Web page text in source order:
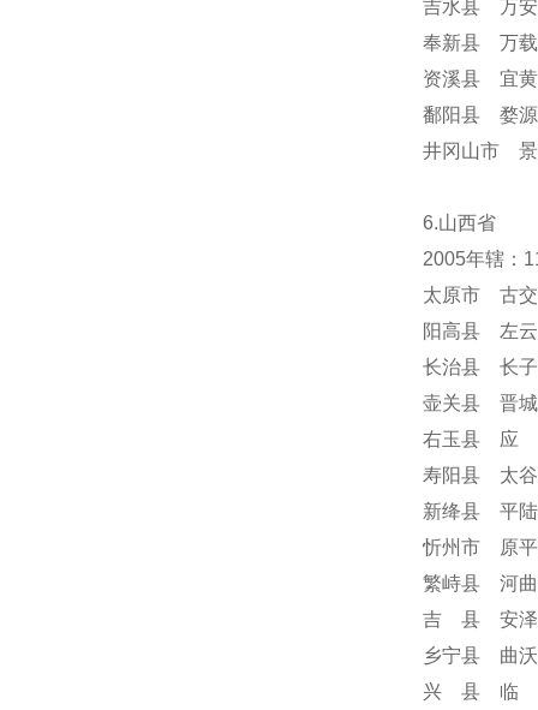
吉水县 万
奉新县 万
资溪县 宜
鄱阳县 婺
井冈山市
6.山西省
2005年辖：
太原市 古
阳高县 左
长治县 长
壶关县 晋
右玉县 应
寿阳县 太
新绛县 平
忻州市 原
繁峙县 河
吉 县 安
乡宁县 曲
兴 县 临